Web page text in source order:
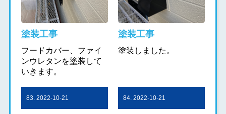
塗装工事
フードカバー、ファイ
ンウレタンを塗装して
いきます。
塗装工事
塗装しました。
83. 2022-10-21 84. 2022-10-21